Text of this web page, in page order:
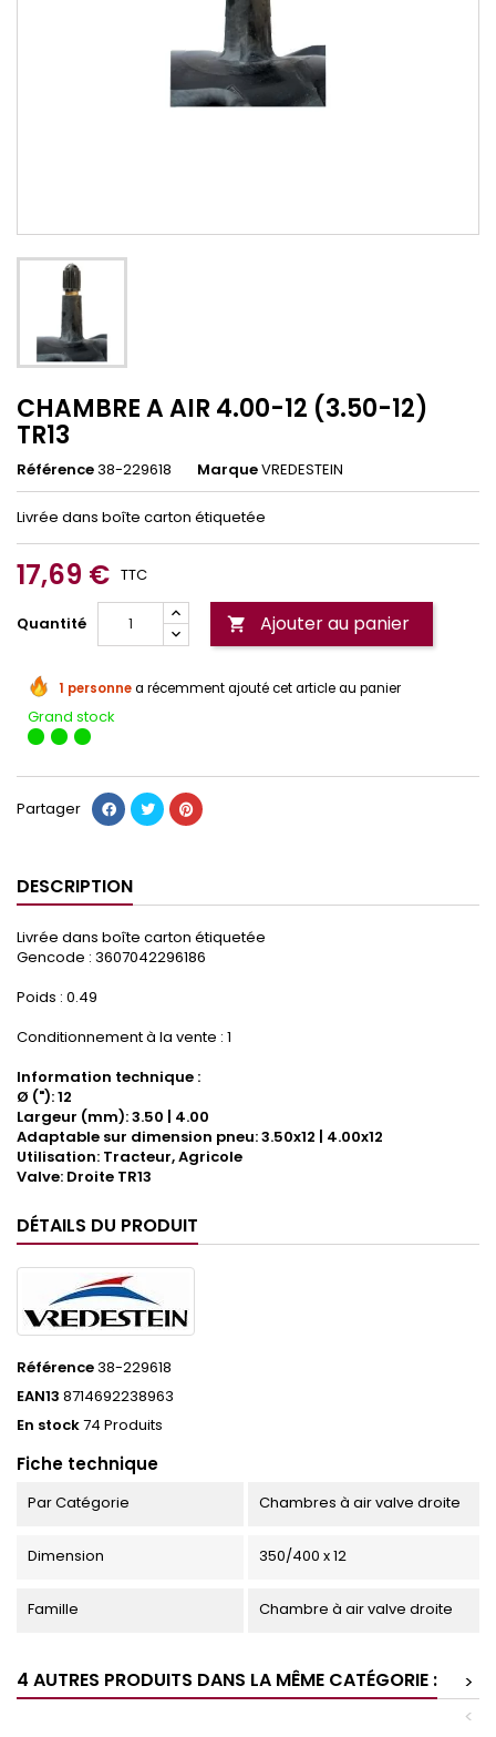
CHAMBRE A AIR 4.00-12 (3.50-12)
TR13
Référence38-229618 MarqueVREDESTEIN
Livrée dans boîte carton étiquetée
17,69 € TTC
Quantité  Ajouter au panier
1 personnea récemment ajouté cet article au panier
Grand stock
Partager
DESCRIPTION
Livrée dans boîte carton étiquetée
Gencode : 3607042296186
Poids : 0.49
Conditionnement à la vente : 1
Information technique :
Ø ("): 12
Largeur (mm): 3.50 | 4.00
Adaptable sur dimension pneu: 3.50x12 | 4.00x12
Utilisation: Tracteur, Agricole
Valve: Droite TR13
DÉTAILS DU PRODUIT
Référence38-229618
EAN13 8714692238963
En stock74 Produits
Fiche technique
Par Catégorie Chambres à air valve droite
Dimension 350/400 x 12
Famille Chambre à air valve droite
4 AUTRES PRODUITS DANS LA MÊME CATÉGORIE :
>
<